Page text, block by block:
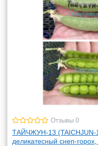
Отзывы 0
ТАЙЧЖУН-13 (TAICHJUN-
деликатесный снеп-